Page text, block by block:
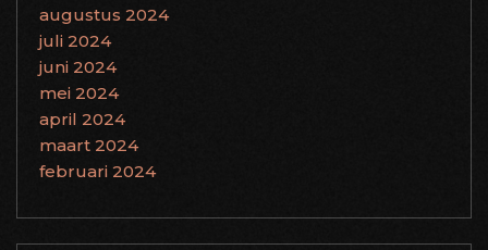
augustus 2024
juli 2024
juni 2024
mei 2024
april 2024
maart 2024
februari 2024